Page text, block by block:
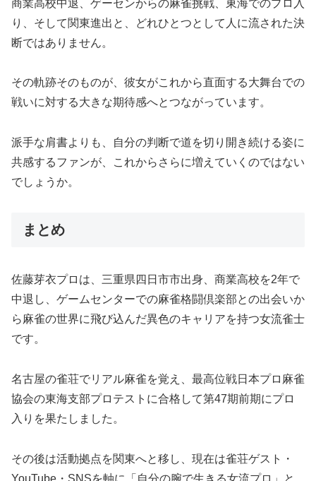
商業高校中退、ゲーセンからの麻雀挑戦、東海でのプロ入
り、そして関東進出と、どれひとつとして人に流された決
断ではありません。
その軌跡そのものが、彼女がこれから直面する大舞台での
戦いに対する大きな期待感へとつながっています。
派手な肩書よりも、自分の判断で道を切り開き続ける姿に
共感するファンが、これからさらに増えていくのではない
でしょうか。
まとめ
佐藤芽衣プロは、三重県四日市市出身、商業高校を2年で
中退し、ゲームセンターでの麻雀格闘倶楽部との出会いか
ら麻雀の世界に飛び込んだ異色のキャリアを持つ女流雀士
です。
名古屋の雀荘でリアル麻雀を覚え、最高位戦日本プロ麻雀
協会の東海支部プロテストに合格して第47期前期にプロ
入りを果たしました。
その後は活動拠点を関東へと移し、現在は雀荘ゲスト・
YouTube・SNSを軸に「自分の腕で生きる女流プロ」と